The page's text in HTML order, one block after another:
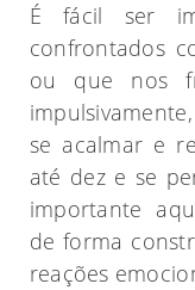
É fácil ser
confrontados
ou que nos
se acalmar e
até dez e se
importante
de forma
reações